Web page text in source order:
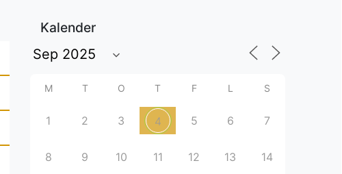
Kalender
M T O T F L S
1 2 3 4 5 6 7
8 9 10 11 12 13 14